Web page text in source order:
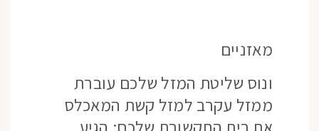
מאזניים
ונוס שליטת המזל שלכם עוברת
ממזל עקרב למזל קשת המאכלס
את בית התקשורת שלכם: הגיע